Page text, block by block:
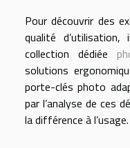
Pour découvrir des
qualité
collection dédiée
solutions
porte-clés photo
par l’analyse de ces
la différence à l’usage.